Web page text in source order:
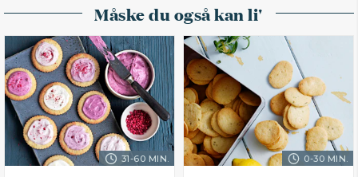
Måske du også kan li'
31-60 MIN. 0-30 MIN.